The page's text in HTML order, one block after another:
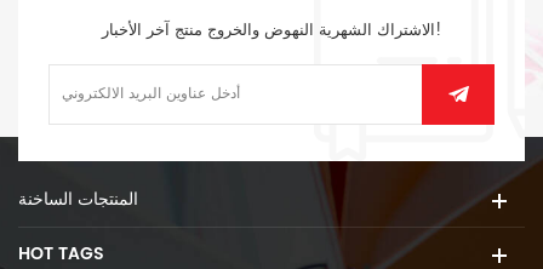
الاشتراك الشهرية النهوض والخروج منتج آخر الأخبار!
المنتجات الساخنة
HOT TAGS